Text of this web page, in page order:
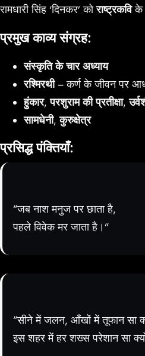
रामधारी सिंह ‘दिनकर’ कोराष्ट्रकविके
प्रमुख काव्य संग्रह:
संस्कृति के चार अध्याय
रश्मिरथी– कर्ण के जीवन पर
हुंकार,परशुराम की प्रतीक्षा,
सामधेनी,कुरुक्षेत्र
प्रसिद्ध पंक्तियाँ:
“जब नाश मनुज पर छाता है,
पहले विवेक मर जाता है।”
“सीने में जलन, आँखों में तूफान सा
इस शहर में हर शख्स परेशान सा